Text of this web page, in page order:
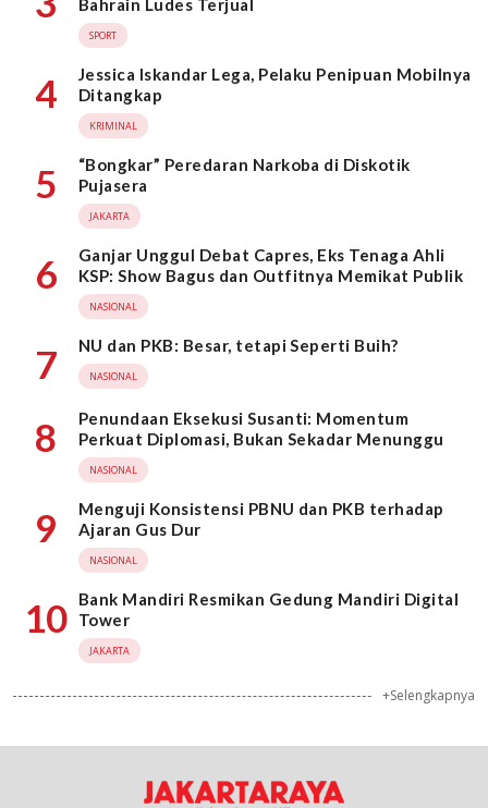
Bahrain Ludes Terjual
SPORT
4
Jessica Iskandar Lega, Pelaku Penipuan Mobilnya
Ditangkap
KRIMINAL
5
“Bongkar” Peredaran Narkoba di Diskotik
Pujasera
JAKARTA
6
Ganjar Unggul Debat Capres, Eks Tenaga Ahli
KSP: Show Bagus dan Outfitnya Memikat Publik
NASIONAL
7 NU dan PKB: Besar, tetapi Seperti Buih?
NASIONAL
8
Penundaan Eksekusi Susanti: Momentum
Perkuat Diplomasi, Bukan Sekadar Menunggu
NASIONAL
9
Menguji Konsistensi PBNU dan PKB terhadap
Ajaran Gus Dur
NASIONAL
10
Bank Mandiri Resmikan Gedung Mandiri Digital
Tower
JAKARTA
+Selengkapnya